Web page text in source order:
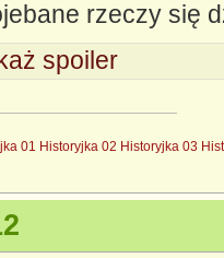
rzeczy się
spoiler
01 Historyjka 02 Historyjka 03